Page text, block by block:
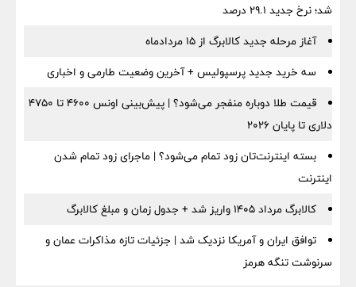
شد؛ نرخ جدید ۲۹.۱ درصد
آغاز مرحله جدید کالابرگ از ۱۵ مردادماه
سه خرید جدید پرسپولیس + آخرین وضعیت طارمی و اخباری
قیمت طلا دوباره منفجر می‌شود؟ | پیش‌بینی اونس ۴۶۰۰ تا ۴۷۵۰
دلاری تا پایان ۲۰۲۶
بسته اینترنت‌تان زود تمام می‌شود؟ | ماجرای زود تمام شدن
اینترنت
کالابرگ مرداد ۱۴۰۵ واریز شد + جدول زمان و مبلغ کالابرگ
توافق ایران و آمریکا نزدیک شد | جزئیات تازه مذاکرات عمان و
سرنوشت تنگه هرمز